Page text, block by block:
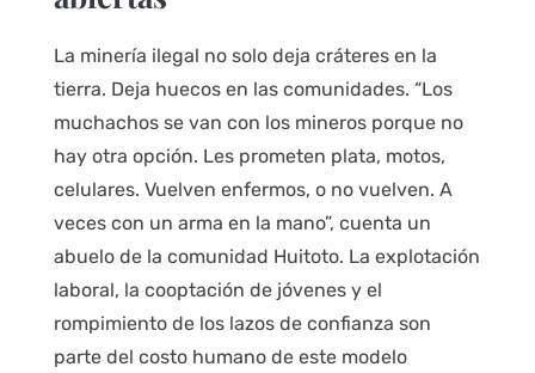
La minería ilegal no solo deja cráteres en la
tierra. Deja huecos en las comunidades. “Los
muchachos se van con los mineros porque no
hay otra opción. Les prometen plata, motos,
celulares. Vuelven enfermos, o no vuelven. A
veces con un arma en la mano”, cuenta un
abuelo de la comunidad Huitoto. La explotación
laboral, la cooptación de jóvenes y el
rompimiento de los lazos de confianza son
parte del costo humano de este modelo